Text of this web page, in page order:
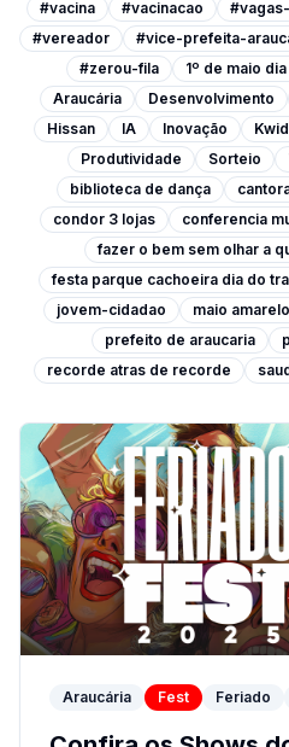
#vacina #vacinacao
#vereador
#vice-prefeita-
#zerou-fila
1º de maio
Araucária
Desenvolvimento
Hissan
IA Inovação Kwid
Produtividade
Sorteio
biblioteca de dança
condor 3 lojas
conferencia
fazer o bem sem olhar a
festa parque cachoeira dia do
jovem-cidadao
maio amarelo
prefeito de araucaria
recorde atras de recorde
Araucária Fest Feriado